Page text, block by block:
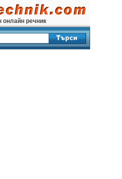
онлайн речник